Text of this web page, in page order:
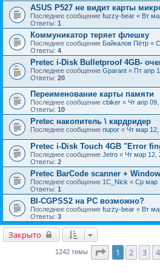
ASUS P527 не видит карты
Последнее сообщение fuzzy-bear « Вт
Ответы: 1
Коммуникатор теряет флешку
Последнее сообщение Байкалов Пётр «
Ответы: 4
Pretec i-Disk Bulletproof 4GB-
Последнее сообщение Gparant « Пт апр
Ответы: 20
Переименование карты памяти
Последнее сообщение cbiker « Чт апр
Ответы: 10
Pretec накопитель \ кардридер
Последнее сообщение nupor « Чт мар 12,
Pretec i-Disk Touch 4GB "Error
Последнее сообщение Jetro « Чт мар 12,
Ответы: 2
Pretec BarCode scanner +
Последнее сообщение 1C_Nick « Ср мар
Ответы: 1
BI-CGPSS2 на PC возможно?
Последнее сообщение fuzzy-bear « Вт
Ответы: 3
Закрыто
1242 темы Страница1 из
1 2 3 4